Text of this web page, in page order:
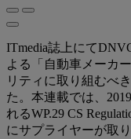
ITmedia誌上にて
よる「自動車メーカ
リティに取り組むべ
た。本連載では、
れるWP.29 CS
にサプライヤーが取